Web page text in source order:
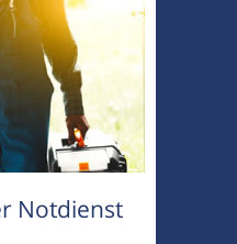
Notdienst